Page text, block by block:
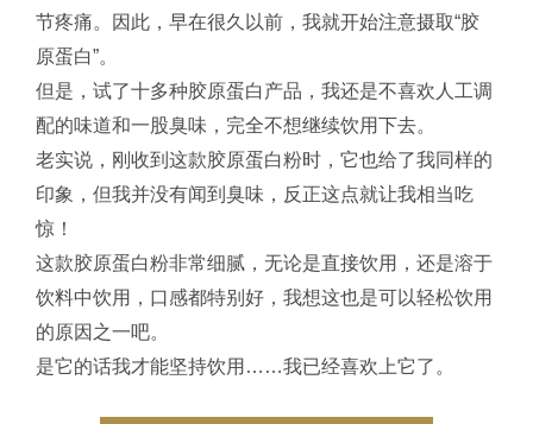
节疼痛。因此，早在很久以前，我就开始注意摄取“胶
原蛋白”。
但是，试了十多种胶原蛋白产品，我还是不喜欢人工调
配的味道和一股臭味，完全不想继续饮用下去。
老实说，刚收到这款胶原蛋白粉时，它也给了我同样的
印象，但我并没有闻到臭味，反正这点就让我相当吃
惊！
这款胶原蛋白粉非常细腻，无论是直接饮用，还是溶于
饮料中饮用，口感都特别好，我想这也是可以轻松饮用
的原因之一吧。
是它的话我才能坚持饮用……我已经喜欢上它了。